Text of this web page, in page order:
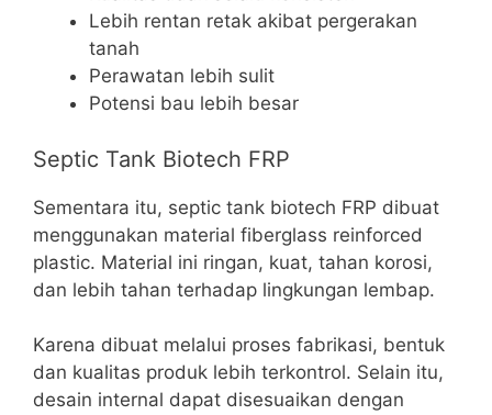
Lebih rentan retak akibat pergerakan
tanah
Perawatan lebih sulit
Potensi bau lebih besar
Septic Tank Biotech FRP
Sementara itu, septic tank biotech FRP dibuat
menggunakan material fiberglass reinforced
plastic. Material ini ringan, kuat, tahan korosi,
dan lebih tahan terhadap lingkungan lembap.
Karena dibuat melalui proses fabrikasi, bentuk
dan kualitas produk lebih terkontrol. Selain itu,
desain internal dapat disesuaikan dengan